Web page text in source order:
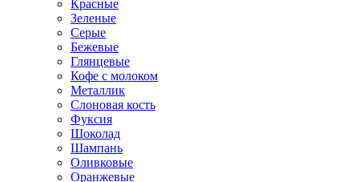
Красные
Зеленые
Серые
Бежевые
Глянцевые
Кофе с молоком
Металлик
Слоновая кость
Фуксия
Шоколад
Шампань
Оливковые
Оранжевые